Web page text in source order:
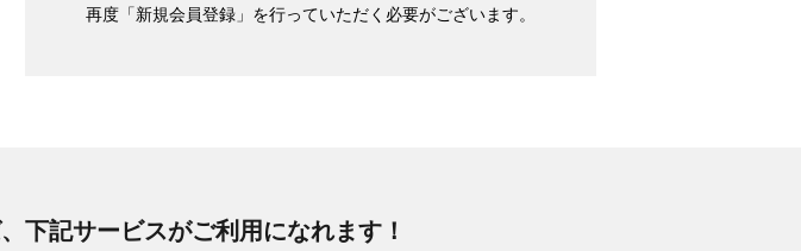
再度「新規会員登録」を行っていただく必要がございます。
下記サービスがご利用になれます！